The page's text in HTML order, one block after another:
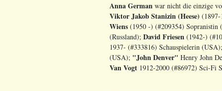
Anna German war nicht die einzige
Viktor Jakob Stanizin (Heese) (1897-
Wiens (1950 -) (#209354) Sopranistin
(Russland); David Friesen (1942-)
1937- (#333816) Schauspielerin
(USA); "John Denver" Henry John
Van Vogt 1912-2000 (#86972) Sci-